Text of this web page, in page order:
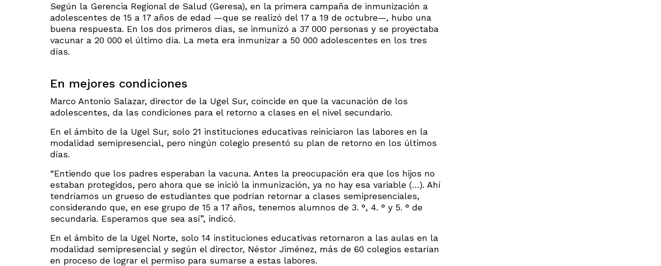
Según la Gerencia Regional de Salud (Geresa), en la primera campaña de inmunización a
adolescentes de 15 a 17 años de edad —que se realizó del 17 a 19 de octubre—, hubo una
buena respuesta. En los dos primeros días, se inmunizó a 37 000 personas y se proyectaba
vacunar a 20 000 el último día. La meta era inmunizar a 50 000 adolescentes en los tres
días.
En mejores condiciones
Marco Antonio Salazar, director de la Ugel Sur, coincide en que la vacunación de los
adolescentes, da las condiciones para el retorno a clases en el nivel secundario.
En el ámbito de la Ugel Sur, solo 21 instituciones educativas reiniciaron las labores en la
modalidad semipresencial, pero ningún colegio presentó su plan de retorno en los últimos
días.
“Entiendo que los padres esperaban la vacuna. Antes la preocupación era que los hijos no
estaban protegidos, pero ahora que se inició la inmunización, ya no hay esa variable (…). Ahí
tendríamos un grueso de estudiantes que podrían retornar a clases semipresenciales,
considerando que, en ese grupo de 15 a 17 años, tenemos alumnos de 3. °, 4. ° y 5. ° de
secundaria. Esperamos que sea así”, indicó.
En el ámbito de la Ugel Norte, solo 14 instituciones educativas retornaron a las aulas en la
modalidad semipresencial y según el director, Néstor Jiménez, más de 60 colegios estarían
en proceso de lograr el permiso para sumarse a estas labores.